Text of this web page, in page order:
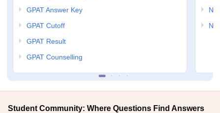
GPAT Answer Key
GPAT Cutoff
GPAT Result
GPAT Counselling
Student Community: Where Questions Find Answers